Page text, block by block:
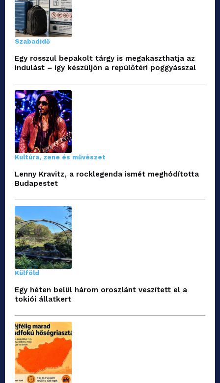
Szabadidő
Egy rosszul bepakolt tárgy is megakaszthatja az
indulást – így készüljön a repülőtéri poggyásszal
Kultúra, zene és művészet
Lenny Kravitz, a rocklegenda ismét meghódította
Budapestet
Külföld
Egy héten belül három oroszlánt veszített el a
tokiói állatkert